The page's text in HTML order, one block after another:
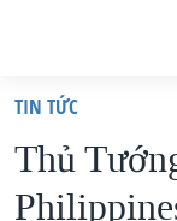
truy
cập
Tới
VIỆT NAM
TIN TỨC
Thủ